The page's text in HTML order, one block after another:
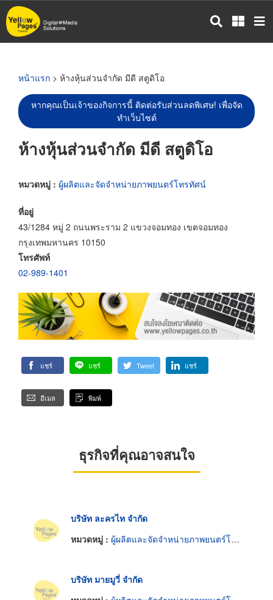
ข้าม
ไป
หน้าแรก > ห้างหุ้นส่วนจำกัด มีดี สตูดิโอ
หากคุณเป็นเจ้าของกิจการนี้ ติดต่อรับส่วนลดพิเศษ! เพื่อจัด
ทำเว็บไซต์
ห้างหุ้นส่วนจำกัด มีดี สตูดิโอ
หมวดหมู่ : ผู้ผลิตและจัดจำหน่ายภาพยนตร์โทรทัศน์
ที่อยู่
43/1284 หมู่ 2 ถนนพระราม 2 แขวงจอมทอง เขตจอมทอง
กรุงเทพมหานคร 10150
โทรศัพท์
02-989-1401
แชร์ แชร์ Tweet แชร์
อีเมล พิมพ์
ธุรกิจที่คุณอาจสนใจ
บริษัท ละครไท จำกัด
หมวดหมู่ : ผู้ผลิตและจัดจำหน่ายภาพยนตร์โทรทัศน์
บริษัท มายมูวี่ จำกัด